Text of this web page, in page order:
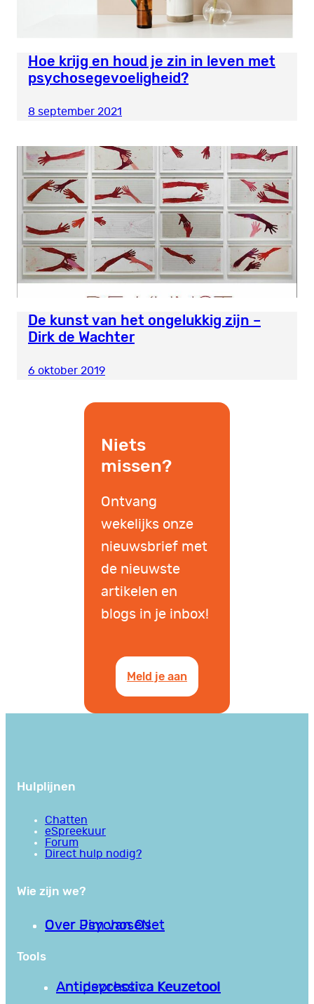
Hoe krijg en houd je zin in leven met
psychosegevoeligheid?
8 september 2021
De kunst van het ongelukkig zijn –
Dirk de Wachter
6 oktober 2019
Niets
missen?
Ontvang
wekelijks onze
nieuwsbrief met
de nieuwste
artikelen en
blogs in je inbox!
Meld je aan
Hulplijnen
Chatten
eSpreekuur
Forum
Direct hulp nodig?
Wie zijn we?
Over PsychoseNet
Over Jim van Os
Tools
Antipsychotica Keuzetool
Antidepressiva Keuzetool